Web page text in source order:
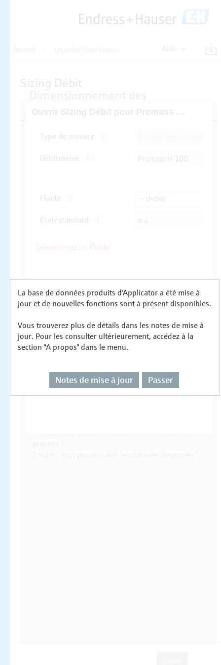
Accueil Liquides/Gaz/Vapeur
La base de données produits d'Applicator a été mise à
jour et de nouvelles fonctions sont à présent disponibles.
Vous trouverez plus de détails dans les notes de mise à
jour. Pour les consulter ultérieurement, accédez à la
section "A propos" dans le menu.
Notes de mise à jour Passer